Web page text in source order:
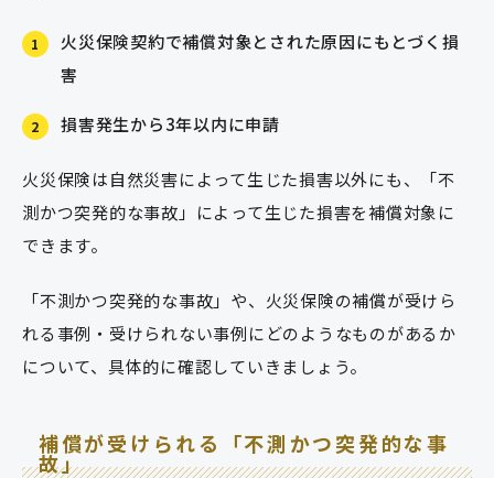
1
火災保険契約で補償対象とされた原因にもとづく損
害
2 損害発生から3年以内に申請
火災保険は自然災害によって生じた損害以外にも、「不
測かつ突発的な事故」によって生じた損害を補償対象に
できます。
「不測かつ突発的な事故」や、火災保険の補償が受けら
れる事例・受けられない事例にどのようなものがあるか
について、具体的に確認していきましょう。
補償が受けられる「不測かつ突発的な事
故」